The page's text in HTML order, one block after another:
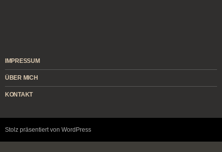
IMPRESSUM
ÜBER MICH
KONTAKT
Stolz präsentiert von WordPress